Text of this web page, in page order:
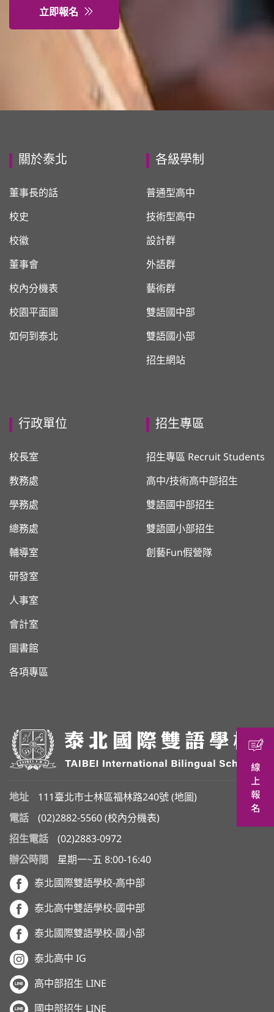
立即報名
關於泰北
董事長的話
校史
校徽
董事會
校內分機表
校園平面圖
如何到泰北
各級學制
普通型高中
技術型高中
設計群
外語群
藝術群
雙語國中部
雙語國小部
招生網站
行政單位
校長室
教務處
學務處
總務處
輔導室
研發室
人事室
會計室
圖書館
各項專區
招生專區
招生專區 Recruit Students
高中/技術高中部招生
雙語國中部招生
雙語國小部招生
創藝Fun假營隊
地址 111臺北市士林區福林路240號 (地圖 )
電話
(02)2882-5560 (校內分機表)
招生電話
(02)2883-0972
辦公時間
星期一~五 8:00-16:40
泰北國際雙語學校-高中部
泰北高中雙語學校-國中部
泰北國際雙語學校-國小部
泰北高中 IG
高中部招生 LINE
國中部招生 LINE